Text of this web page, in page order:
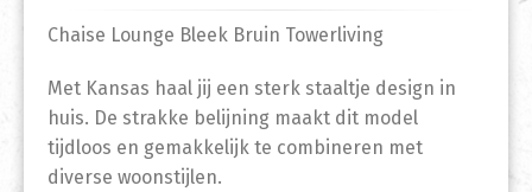
Chaise Lounge Bleek Bruin Towerliving
Met Kansas haal jij een sterk staaltje design in
huis. De strakke belijning maakt dit model
tijdloos en gemakkelijk te combineren met
diverse woonstijlen.